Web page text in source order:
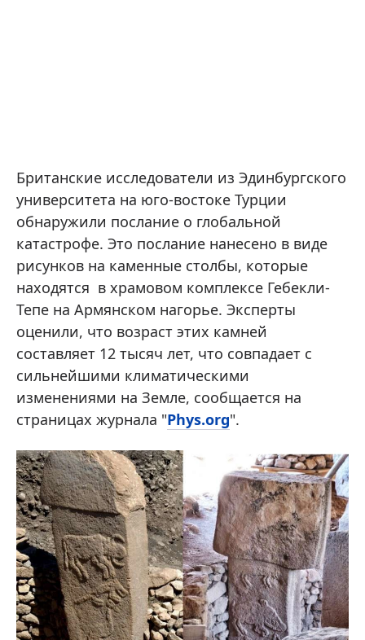
Британские исследователи из Эдинбургского
университета на юго-востоке Турции
обнаружили послание о глобальной
катастрофе. Это послание нанесено в виде
рисунков на каменные столбы, которые
находятся в храмовом комплексе Гебекли-
Тепе на Армянском нагорье. Эксперты
оценили, что возраст этих камней
составляет 12 тысяч лет, что совпадает с
сильнейшими климатическими
изменениями на Земле, сообщается на
страницах журнала "Phys.org".